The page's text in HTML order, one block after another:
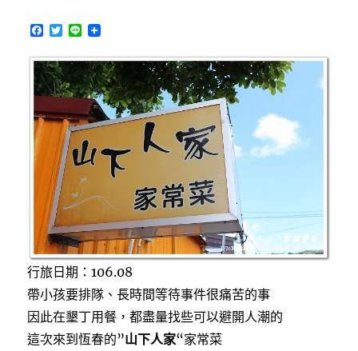
Beras
Manor~
田
野
間
南
洋
假
民
宿，
有
戲
水
池、
早
餐
超
棒〉
F
c
e
b
o
o
k
T
i
t
t
e
L
n
e
行旅日期：106.08
帶小孩要排隊、長時間等待事件很痛苦的事
因此在墾丁用餐，都盡量找些可以避開人潮的
這次來到恆春的”山下人家“家常菜